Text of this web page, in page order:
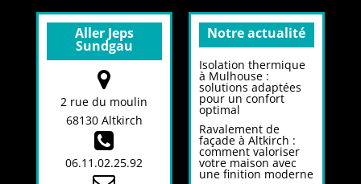
Aller Jeps
Sundgau
2 rue du moulin
68130 Altkirch
06.11.02.25.92
Notre actualité
Isolation thermique
à Mulhouse :
solutions adaptées
pour un confort
optimal
Ravalement de
façade à Altkirch :
comment valoriser
votre maison avec
une finition moderne